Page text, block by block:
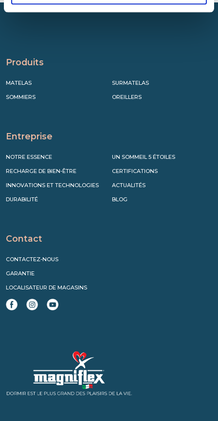
Produits
MATELAS
SOMMIERS
SURMATELAS
OREILLERS
Entreprise
NOTRE ESSENCE
RECHARGE DE BIEN-ÊTRE
INNOVATIONS ET TECHNOLOGIES
DURABILITÉ
UN SOMMEIL 5 ÉTOILES
CERTIFICATIONS
ACTUALITÉS
BLOG
Contact
CONTACTEZ-NOUS
GARANTIE
LOCALISATEUR DE MAGASINS